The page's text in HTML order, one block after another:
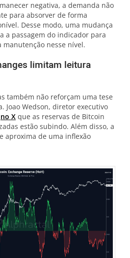
negativa, a demanda não
para absorver de forma
Desse modo, uma mudança
a passagem do indicador para
nesse nível.
limitam leitura
também não reforçam uma tese
Joao Wedson, diretor executivo
no X que as reservas de Bitcoin
estão subindo. Além disso, a
aproxima de uma inflexão